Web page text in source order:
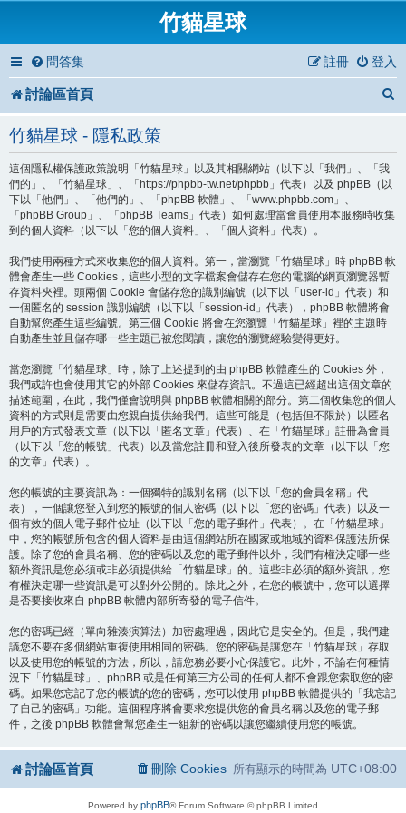
竹貓星球
問答集 登入
註冊
討論區首頁
竹貓星球 - 隱私政策
這個隱私權保護政策說明「竹貓星球」以及其相關網站（以下以「我們」、「我
們的」、「竹貓星球」、「https://phpbb-tw.net/phpbb」代表）以及 phpBB（以
下以「他們」、「他們的」、「phpBB 軟體」、「www.phpbb.com」、
「phpBB Group」、「phpBB Teams」代表）如何處理當會員使用本服務時收集
到的個人資料（以下以「您的個人資料」、「個人資料」代表）。
我們使用兩種方式來收集您的個人資料。第一，當瀏覽「竹貓星球」時 phpBB 軟
體會產生一些 Cookies，這些小型的文字檔案會儲存在您的電腦的網頁瀏覽器暫
存資料夾裡。頭兩個 Cookie 會儲存您的識別編號（以下以「user-id」代表）和
一個匿名的 session 識別編號（以下以「session-id」代表），phpBB 軟體將會
自動幫您產生這些編號。第三個 Cookie 將會在您瀏覽「竹貓星球」裡的主題時
自動產生並且儲存哪一些主題已被您閱讀，讓您的瀏覽經驗變得更好。
當您瀏覽「竹貓星球」時，除了上述提到的由 phpBB 軟體產生的 Cookies 外，
我們或許也會使用其它的外部 Cookies 來儲存資訊。不過這已經超出這個文章的
描述範圍，在此，我們僅會說明與 phpBB 軟體相關的部分。第二個收集您的個人
資料的方式則是需要由您親自提供給我們。這些可能是（包括但不限於）以匿名
用戶的方式發表文章（以下以「匿名文章」代表）、在「竹貓星球」註冊為會員
（以下以「您的帳號」代表）以及當您註冊和登入後所發表的文章（以下以「您
的文章」代表）。
您的帳號的主要資訊為：一個獨特的識別名稱（以下以「您的會員名稱」代
表），一個讓您登入到您的帳號的個人密碼（以下以「您的密碼」代表）以及一
個有效的個人電子郵件位址（以下以「您的電子郵件」代表）。在「竹貓星球」
中，您的帳號所包含的個人資料是由這個網站所在國家或地域的資料保護法所保
護。除了您的會員名稱、您的密碼以及您的電子郵件以外，我們有權決定哪一些
額外資訊是您必須或非必須提供給「竹貓星球」的。這些非必須的額外資訊，您
有權決定哪一些資訊是可以對外公開的。除此之外，在您的帳號中，您可以選擇
是否要接收來自 phpBB 軟體內部所寄發的電子信件。
您的密碼已經（單向雜湊演算法）加密處理過，因此它是安全的。但是，我們建
議您不要在多個網站重複使用相同的密碼。您的密碼是讓您在「竹貓星球」存取
以及使用您的帳號的方法，所以，請您務必要小心保護它。此外，不論在何種情
況下「竹貓星球」、phpBB 或是任何第三方公司的任何人都不會跟您索取您的密
碼。如果您忘記了您的帳號的您的密碼，您可以使用 phpBB 軟體提供的「我忘記
了自己的密碼」功能。這個程序將會要求您提供您的會員名稱以及您的電子郵
件，之後 phpBB 軟體會幫您產生一組新的密碼以讓您繼續使用您的帳號。
討論區首頁 所有顯示的時間為 UTC+08:00
刪除 Cookies
Powered by phpBB® Forum Software © phpBB Limited